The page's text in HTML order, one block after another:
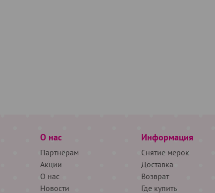
О нас
Партнёрам
Акции
О нас
Новости
Информация
Снятие мерок
Доставка
Возврат
Где купить